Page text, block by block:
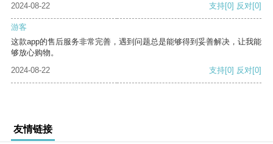
2024-08-22
支持[0] 反对[0]
游客
这款app的售后服务非常完善，遇到问题总是能够得到妥善解决，让我能
够放心购物。
2024-08-22
支持[0] 反对[0]
友情链接